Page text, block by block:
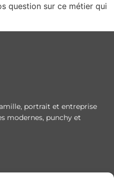
question sur ce métier qui
portrait et entreprise
modernes, punchy et